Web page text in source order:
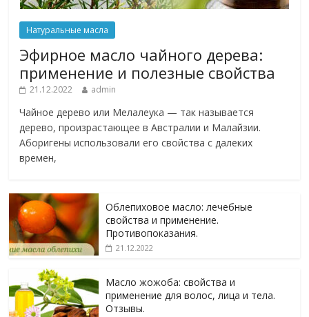
Натуральные масла
Эфирное масло чайного дерева:
применение и полезные свойства
21.12.2022 admin
Чайное дерево или Мелалеука — так называется
дерево, произрастающее в Австралии и Малайзии.
Аборигены использовали его свойства с далеких
времен,
Облепиховое масло: лечебные
свойства и применение.
Противопоказания.
21.12.2022
Масло жожоба: свойства и
применение для волос, лица и тела.
Отзывы.